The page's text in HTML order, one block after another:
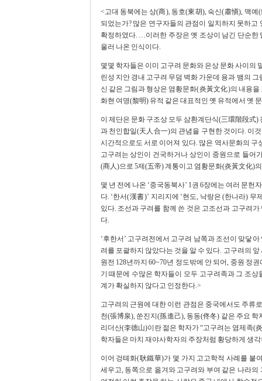
<고대 동북에는 상(商), 동호(東胡), 숙신(肅愼), 맥
되었는가? 많은 연구자들의 관점이 일치하지 못하
확정하였다. …이러한 주장은 옛 조상이 남긴 단순한
울러 나온 인식이다.
몇몇 학자들은 이미 고구려 문화와 은상 문화 사이의
린성 지안 경내 고구려 무덤 벽화 가운데 용과 뱀의
신 같은 그림과 형상은 염황문화(炎黃文化)의 내용
화현 여명(黎明) 유적 같은 대표적인 옛 유적에서 옛
이 제단은 문화 구조상 모두 삼환계단식(三環階段式
과 천인합일(天人合一)의 관념을 구현한 것이다. 이
시간적으로도 서로 이어져 있다. 많은 역사문화의
고구려는 상인이 건국하거나 상인이 중원으로 들어
(商人)으로 5제(五帝) 계통이고 염황문화(炎黃文化)
몇 년 전에 나온 ‘중국동북사’ 1권 6장에는 여러 문
다. ‘한서(漢書)’ 지리지에 ‘현도, 낙랑은 (한나라)
있다. 조선과 구려를 함께 쓴 것은 고조선과 고구려
다.
‘후한서’ 고구려전에서 고구려 남쪽과 조선이 맞닿
려를 포괄하지 않았다는 것을 알 수 있다. 고구려의
원전 128년까지 60~70년 정도밖에 안 되어, 중원 정
기 때문에 수많은 학자들이 모두 고구려족과 그 조
계가 확실하지 않다고 인정한다.>
고구려의 근원에 대한 이런 관점은 중국에서도 주류
천(張博泉), 쑨진지(孫進己), 동동(佟冬) 같은 주요
리더산(李德山)이란 젊은 학자가 “고구려는 염제족(
학자들은 마치 재야사학자의 주장처럼 황당하게 생
이어 겅톄화(耿鐵華)가 몇 가지 고고학적 사례를 붙
세우고, 동쪽으로 옮겨와 고구려와 부여 같은 나라